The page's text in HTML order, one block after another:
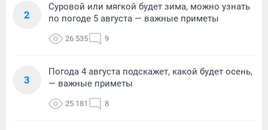
2
Суровой или мягкой будет зима, можно узнать
по погоде 5 августа — важные приметы
26 535 9
3
Погода 4 августа подскажет, какой будет осень,
— важные приметы
25 181 8